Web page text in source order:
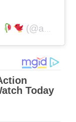
(@anupamaa.maan_)